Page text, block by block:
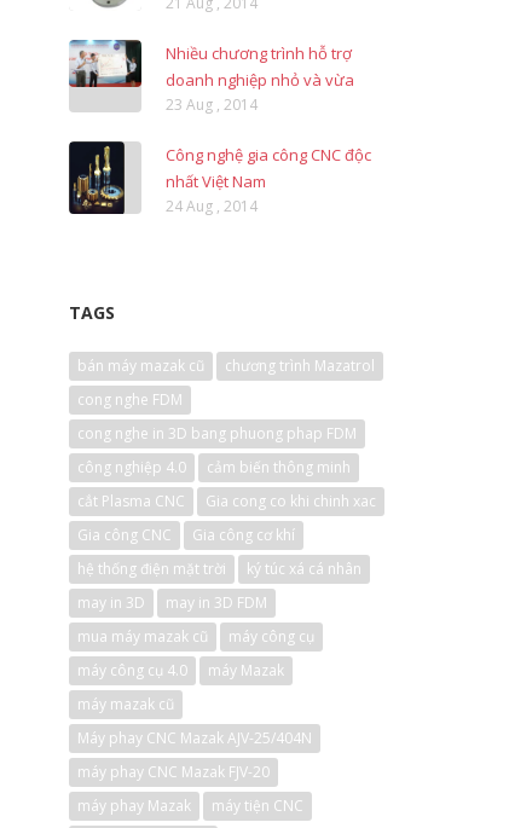
Nhiều chương trình hỗ trợ
doanh nghiệp nhỏ và vừa
23 Aug , 2014
Công nghệ gia công CNC độc
nhất Việt Nam
24 Aug , 2014
TAGS
bán máy mazak cũ
chương trình Mazatrol
cong nghe FDM
cong nghe in 3D bang phuong phap FDM
công nghiệp 4.0
cảm biến thông minh
cắt Plasma CNC
Gia cong co khi chinh xac
Gia công CNC
Gia công cơ khí
hệ thống điện mặt trời
ký túc xá cá nhân
may in 3D
may in 3D FDM
mua máy mazak cũ
máy công cụ
máy công cụ 4.0
máy Mazak
máy mazak cũ
Máy phay CNC Mazak AJV-25/404N
máy phay CNC Mazak FJV-20
máy phay Mazak
máy tiện CNC